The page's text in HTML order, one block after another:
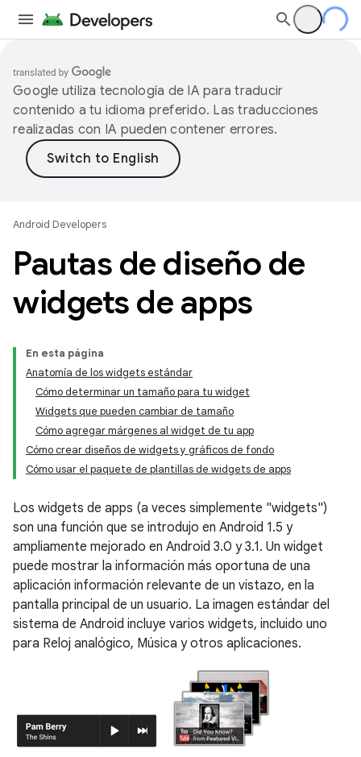
Google utiliza tecnología de IA para traducir
contenido a tu idioma preferido. Las traducciones
realizadas con IA pueden contener errores.
Android Developers
Pautas de diseño de
widgets de apps
En esta página
Anatomía de los widgets estándar
Cómo determinar un tamaño para tu widget
Widgets que pueden cambiar de tamaño
Cómo agregar márgenes al widget de tu app
Cómo crear diseños de widgets y gráficos de fondo
Cómo usar el paquete de plantillas de widgets de apps
Los widgets de apps (a veces simplemente "widgets")
son una función que se introdujo en Android 1.5 y
ampliamente mejorado en Android 3.0 y 3.1. Un widget
puede mostrar la información más oportuna de una
aplicación información relevante de un vistazo, en la
pantalla principal de un usuario. La imagen estándar del
sistema de Android incluye varios widgets, incluido uno
para Reloj analógico, Música y otros aplicaciones.